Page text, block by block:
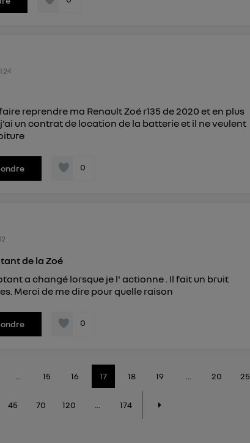
reprendre ma Renault Zoé r135 de 2020 et en plus
un contrat de location de la batterie et il ne veulent
0
de la Zoé
a changé lorsque je l' actionne . Il fait un bruit
Merci de me dire pour quelle raison
0
15 16 17 18 19 20 25
45 70 120 174